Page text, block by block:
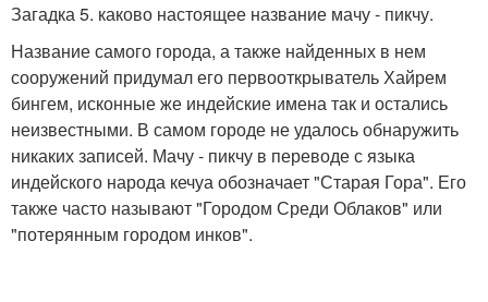
Загадка 5. каково настоящее название мачу - пикчу.
Название самого города, а также найденных в нем
сооружений придумал его первооткрыватель Хайрем
бингем, исконные же индейские имена так и остались
неизвестными. В самом городе не удалось обнаружить
никаких записей. Мачу - пикчу в переводе с языка
индейского народа кечуа обозначает "Старая Гора". Его
также часто называют "Городом Среди Облаков" или
"потерянным городом инков".